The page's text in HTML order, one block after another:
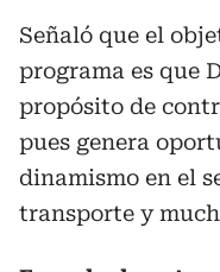
Señaló que el
programa es que
propósito de
pues genera
dinamismo en el
transporte y